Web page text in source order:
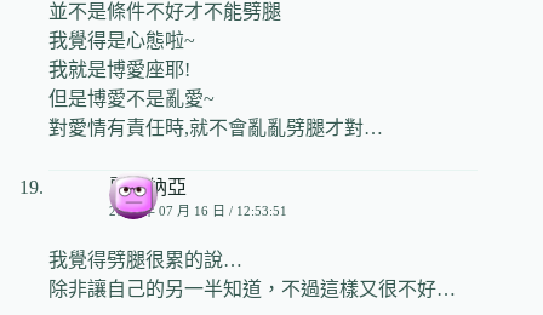
並不是條件不好才不能劈腿
我覺得是心態啦~
我就是博愛座耶!
但是博愛不是亂愛~
對愛情有責任時,就不會亂亂劈腿才對…
麗芙納亞
2008 年 07 月 16 日 / 12:53:51
我覺得劈腿很累的說…
除非讓自己的另一半知道，不過這樣又很不好…